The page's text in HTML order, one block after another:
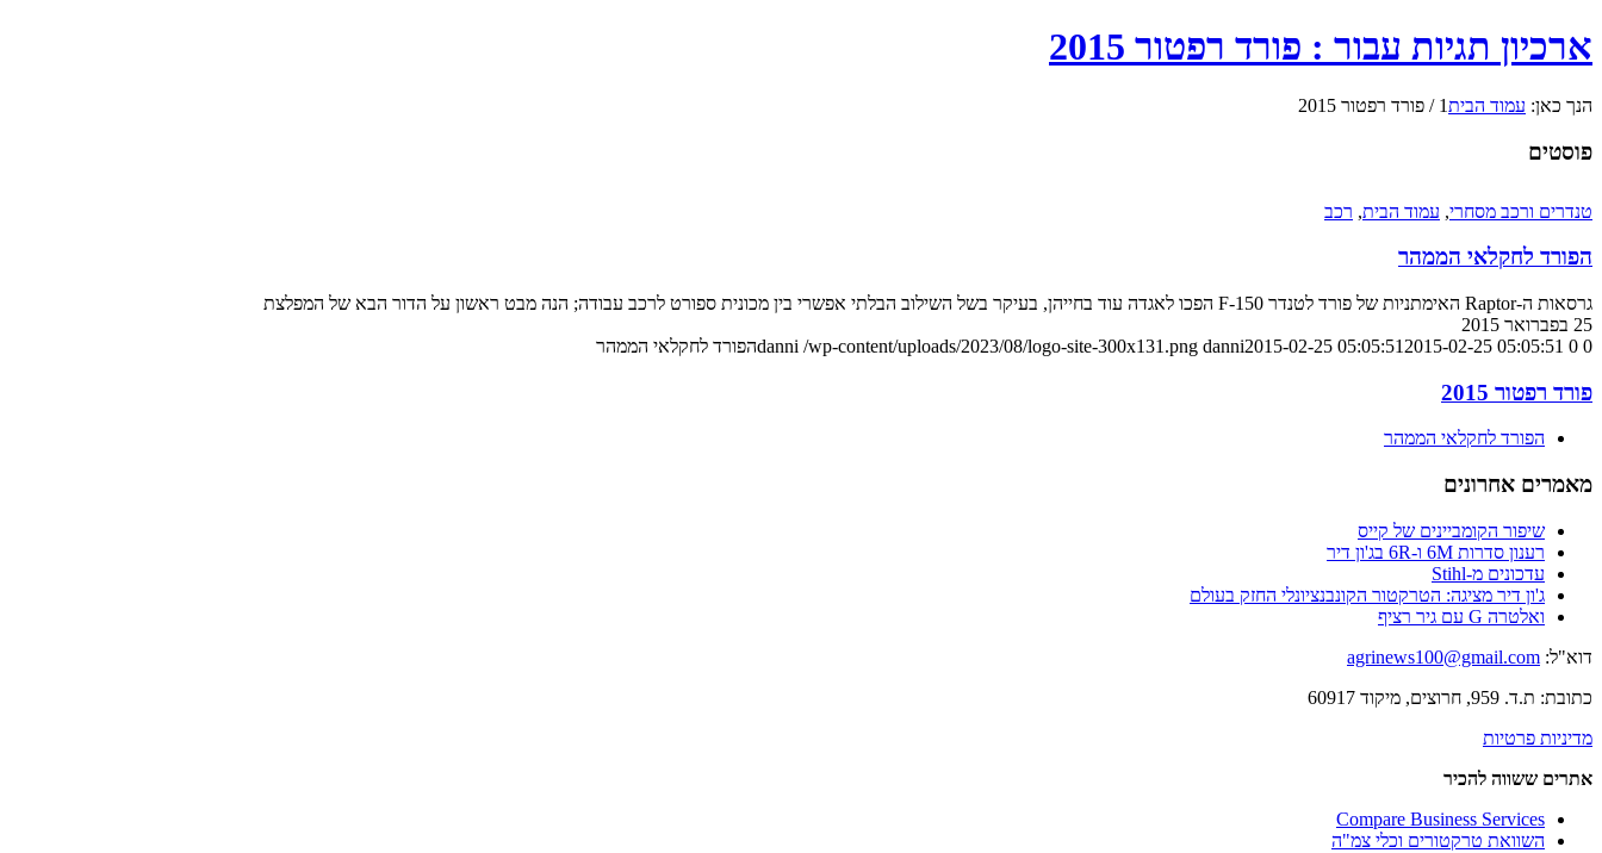
ארכיון תגיות עבור : פורד רפטור 2015
הנך כאן: עמוד הבית1
/ פורד רפטור 2015
פוסטים
טנדרים ורכב מסחרי, עמוד הבית, רכב
הפורד לחקלאי הממהר
גרסאות ה-Raptor האימתניות של פורד לטנדר F-150 הפכו לאגדה עוד בחייהן, בעיקר בשל השילוב הבלתי אפשרי בין מכונית ספורט לרכב עבודה; הנה מבט ראשון על הדור הבא של המפלצת
25 בפברואר 2015
0
0
danni /wp-content/uploads/2023/08/logo-site-300x131.png danni2015-02-25 05:05:51 2015-02-25 05:05:51 הפורד לחקלאי הממהר
פורד רפטור 2015
הפורד לחקלאי הממהר
מאמרים אחרונים
שיפור הקומביינים של קייס
רענון סדרות 6M ו-6R בג'ון דיר
עדכונים מ-Stihl
ג'ון דיר מציגה: הטרקטור הקונבנציונלי החזק בעולם
ואלטרה G עם גיר רציף
דוא"ל: agrinews100@gmail.com
כתובת: ת.ד. 959, חרוצים, מיקוד 60917
מדיניות פרטיות
אתרים ששווה להכיר
Compare Business Services
השוואת טרקטורים וכלי צמ"ה